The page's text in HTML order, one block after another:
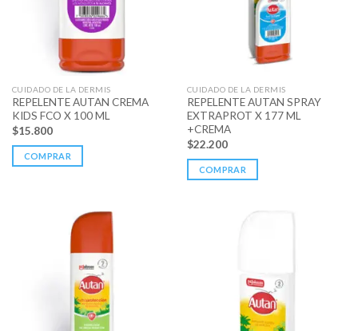
CUIDADO DE LA DERMIS
REPELENTE AUTAN CREMA
KIDS FCO X 100 ML
$15.800
COMPRAR
CUIDADO DE LA DERMIS
REPELENTE AUTAN SPRAY
EXTRAPROT X 177 ML
+CREMA
$22.200
COMPRAR